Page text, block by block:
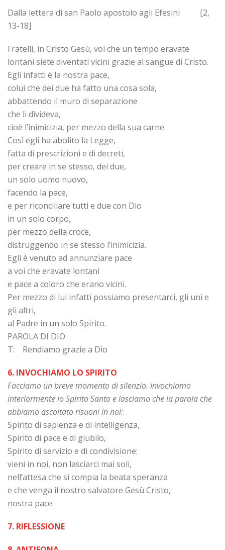
Dalla lettera di san Paolo apostolo agli Efesini [2,
13-18]
Fratelli, in Cristo Gesù, voi che un tempo eravate
lontani siete diventati vicini grazie al sangue di Cristo.
Egli infatti è la nostra pace,
colui che dei due ha fatto una cosa sola,
abbattendo il muro di separazione
che li divideva,
cioè l’inimicizia, per mezzo della sua carne.
Così egli ha abolito la Legge,
fatta di prescrizioni e di decreti,
per creare in se stesso, dei due,
un solo uomo nuovo,
facendo la pace,
e per riconciliare tutti e due con Dio
in un solo corpo,
per mezzo della croce,
distruggendo in se stesso l’inimicizia.
Egli è venuto ad annunziare pace
a voi che eravate lontani
e pace a coloro che erano vicini.
Per mezzo di lui infatti possiamo presentarci, gli uni e
gli altri,
al Padre in un solo Spirito.
PAROLA DI DIO
T: Rendiamo grazie a Dio
6. INVOCHIAMO LO SPIRITO
Facciamo un breve momento di silenzio. Invochiamo
interiormente lo Spirito Santo e lasciamo che la parola che
abbiamo ascoltato risuoni in noi:
Spirito di sapienza e di intelligenza,
Spirito di pace e di giubilo,
Spirito di servizio e di condivisione:
vieni in noi, non lasciarci mai soli,
nell’attesa che si compia la beata speranza
e che venga il nostro salvatore Gesù Cristo,
nostra pace.
7. RIFLESSIONE